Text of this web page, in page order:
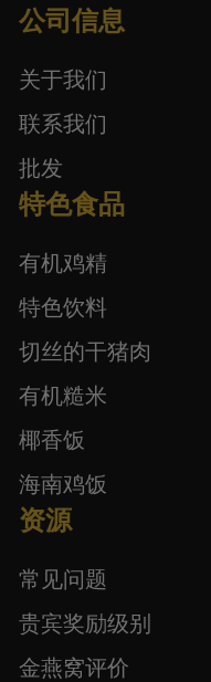
公司信息
关于我们
联系我们
批发
特色食品
有机鸡精
特色饮料
切丝的干猪肉
有机糙米
椰香饭
海南鸡饭
资源
常见问题
贵宾奖励级别
金燕窝评价